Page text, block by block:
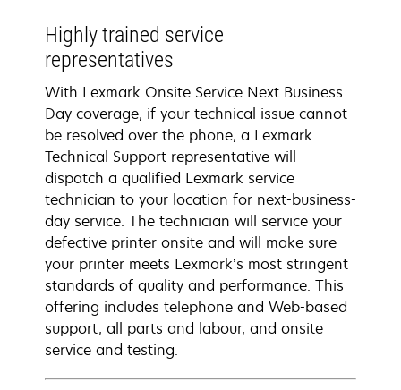
Highly trained service
representatives
With Lexmark Onsite Service Next Business
Day coverage, if your technical issue cannot
be resolved over the phone, a Lexmark
Technical Support representative will
dispatch a qualified Lexmark service
technician to your location for next-business-
day service. The technician will service your
defective printer onsite and will make sure
your printer meets Lexmark’s most stringent
standards of quality and performance. This
offering includes telephone and Web-based
support, all parts and labour, and onsite
service and testing.